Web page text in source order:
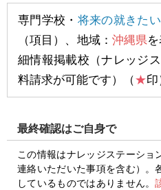
専門学校・ 将来の就きた
（項目）、地域： 沖縄県
細情報掲載校（ナレッジ
料請求が可能です）（★印
最終確認はご自身で
この情報はナレッジステーショ
連絡いただいた事項を含む）。
しているものではありません。